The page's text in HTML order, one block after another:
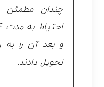
چندان مطمئن
و بعد آن را به
تحویل دادند.